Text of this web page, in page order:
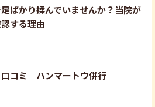
ばかり揉んでいませんか？当院が
する理由
コミ｜ハンマートウ併行